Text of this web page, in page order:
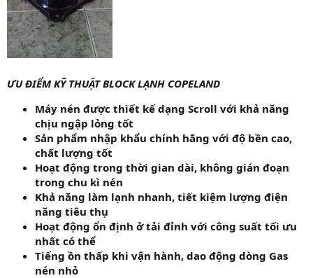
ƯU ĐIỂM KỸ THUẬT BLOCK LẠNH COPELAND
Máy nén được thiết kế dạng Scroll với khả năng
chịu ngập lỏng tốt
Sản phẩm nhập khẩu chính hãng với độ bền cao,
chất lượng tốt
Hoạt động trong thời gian dài, không gián đoạn
trong chu kì nén
Khả năng làm lạnh nhanh, tiết kiệm lượng điện
năng tiêu thụ
Hoạt động ổn định ở tải đỉnh với công suất tối ưu
nhất có thể
Tiếng ồn thấp khi vận hành, dao động dòng Gas
nén nhỏ